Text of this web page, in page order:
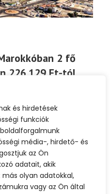
és hirdetések
funkciók
média-, hirdető- és
az Ön
adatait, akik
olyan adatokkal,
vagy az Ön által
2 fő
226.129 Ft-tól
2 fő részére
Időpont: 2023.